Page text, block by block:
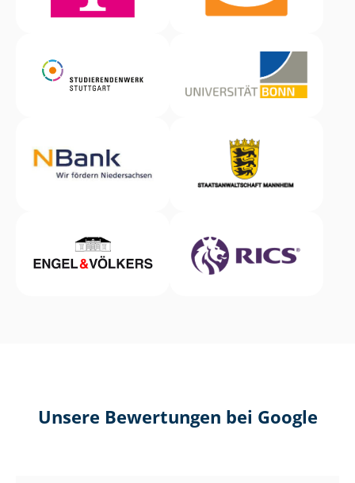
Unsere Bewertungen bei Google